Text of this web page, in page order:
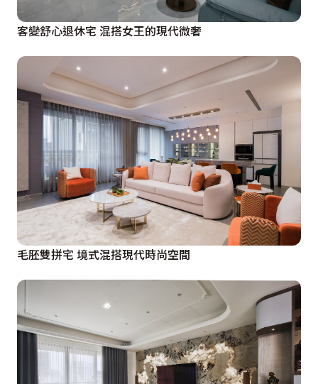
客變舒心退休宅 混搭女王的現代微奢
毛胚雙拼宅 境式混搭現代時尚空間